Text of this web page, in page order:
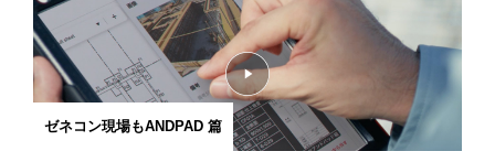
ゼネコン現場もANDPAD 篇